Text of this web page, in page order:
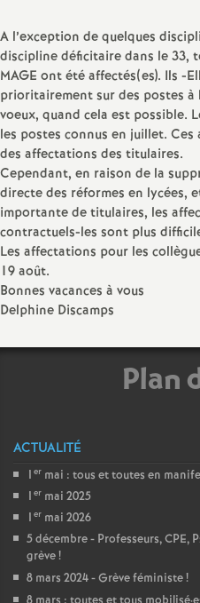
A l’exception de quelques
discipline déficitaire dans le 33,
MAGE ont été affectés(es). Ils -
prioritairement sur des postes à
voeux, quand cela est possible.
les postes connus en juillet.
des affectations des titulaires.
Cependant, en raison de la
directe des réformes en lycées,
importante de titulaires, les
contractuels-les sont plus
Les affectations pour les
19 août.
Bonnes vacances à vous
Delphine Discamps
Plan
ACTUALITÉ
1 er mai : tous et toutes en
1 er mai 2025
1 er mai 2026
5 décembre - Professeurs, CPE,
grève!
8 mars 2024 - Grève féministe!